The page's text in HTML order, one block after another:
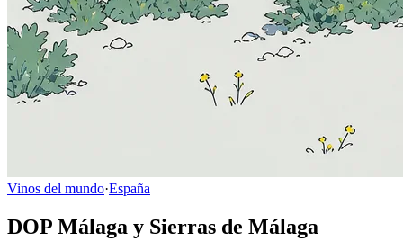
Vinos del mundo·España
DOP Málaga y Sierras de Málaga